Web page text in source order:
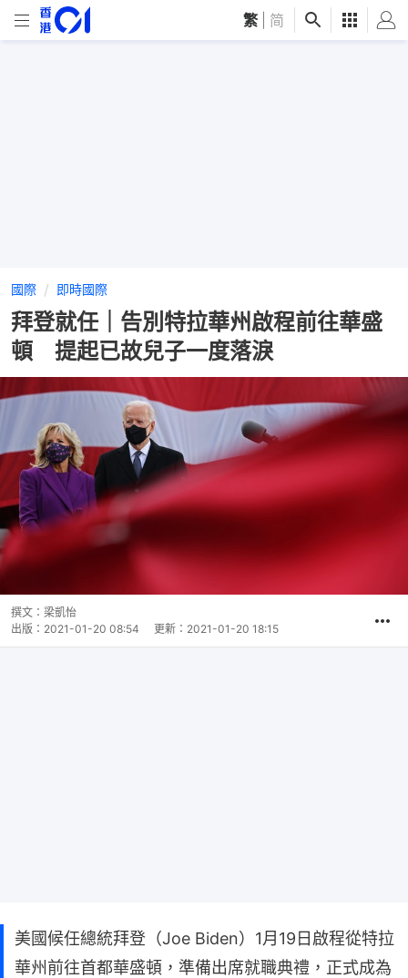
繁 简
國際 即時國際
拜登就任｜告別特拉華州啟程前往華盛
頓 提起已故兒子一度落淚
撰文： 梁凱怡
出版： 2021-01-20 08:54 更新： 2021-01-20 18:15
美國候任總統拜登（Joe Biden）1月19日啟程從特拉
華州前往首都華盛頓，準備出席就職典禮，正式成為